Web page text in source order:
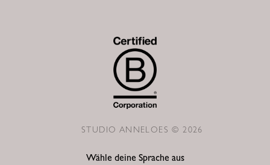
Wähle deine Sprache aus
STUDIO ANNELOES © 2026